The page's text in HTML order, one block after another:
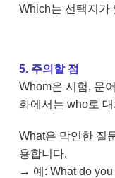
Which는 선택지가
5. 주의할 점
Whom은 시험, 문
화에서는 who로
What은 막연한 질
용합니다.
→ 예: What do you